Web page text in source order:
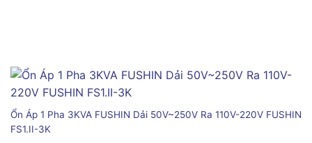
Ổn Áp 1 Pha 3KVA FUSHIN Dải 50V~250V Ra 110V-220V FUSHIN
FS1.II-3K